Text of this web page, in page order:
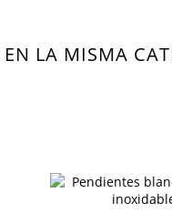
LA MISMA